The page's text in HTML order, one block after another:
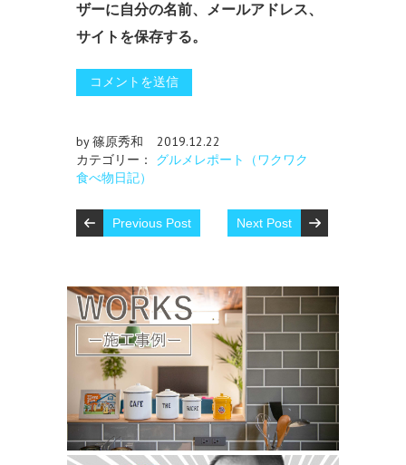
ザーに自分の名前、メールアドレス、
サイトを保存する。
by 篠原秀和
2019.12.22
カテゴリー： グルメレポート（ワクワク
食べ物日記）
Previous Post Next Post